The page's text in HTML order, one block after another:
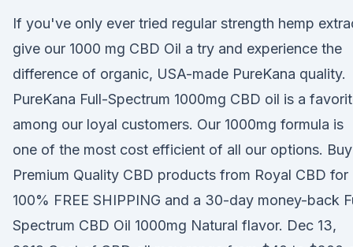
If you've only ever tried regular strength hemp
give our 1000 mg CBD Oil a try and experience the
difference of organic, USA-made PureKana quality.
PureKana Full-Spectrum 1000mg CBD oil is a
among our loyal customers. Our 1000mg formula is
one of the most cost efficient of all our options. Buy
Premium Quality CBD products from Royal CBD for
100% FREE SHIPPING and a 30-day money-back
Spectrum CBD Oil 1000mg Natural flavor. Dec 13,